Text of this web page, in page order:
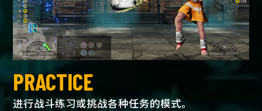
PRACTICE
进行战斗练习或挑战各种任务的模式。